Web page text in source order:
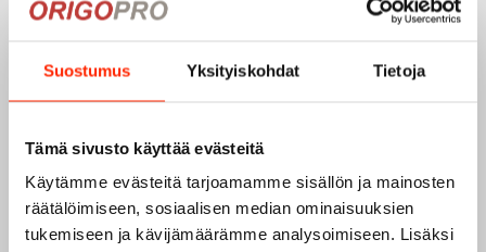
Suostumus Yksityiskohdat Tietoja
Tämä sivusto käyttää evästeitä
Käytämme evästeitä tarjoamamme sisällön ja mainosten
räätälöimiseen, sosiaalisen median ominaisuuksien
tukemiseen ja kävijämäärämme analysoimiseen. Lisäksi